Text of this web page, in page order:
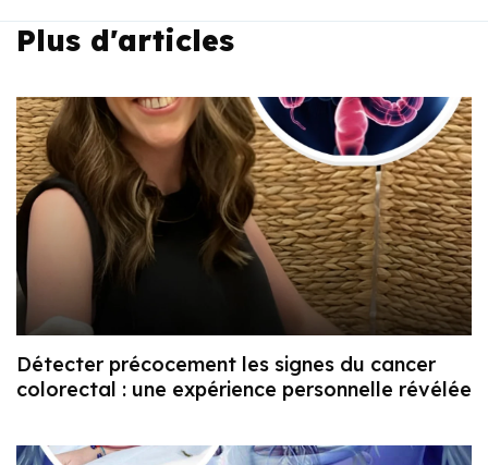
Plus d'articles
Détecter précocement les signes du cancer
colorectal : une expérience personnelle révélée